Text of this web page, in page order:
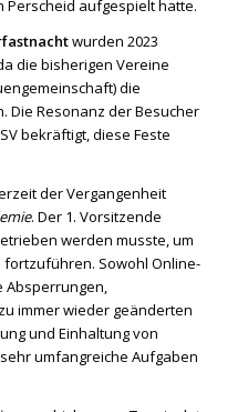
aufgespielt hatte.
wurden 2023
die bisherigen Vereine
die
Die Resonanz der Besucher
bekräftigt, diese Feste
der Vergangenheit
. Der 1. Vorsitzende
werden musste, um
Sowohl Online-
Absperrungen,
immer wieder geänderten
und Einhaltung von
umfangreiche Aufgaben